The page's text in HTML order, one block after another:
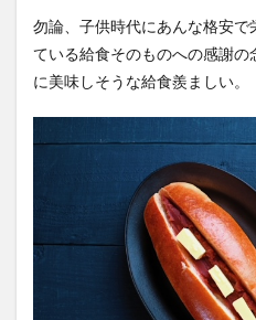
勿論、子供時代にあんな格安で
ている給食そのものへの感謝
に美味しそうな給食羨ましい。